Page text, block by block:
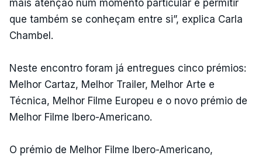
mais atenção num momento particular e permitir
que também se conheçam entre si”, explica Carla
Chambel.
Neste encontro foram já entregues cinco prémios:
Melhor Cartaz, Melhor Trailer, Melhor Arte e
Técnica, Melhor Filme Europeu e o novo prémio de
Melhor Filme Ibero-Americano.
O prémio de Melhor Filme Ibero-Americano,